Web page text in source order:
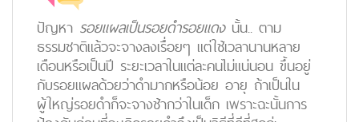
ปัญหา รอยแผลเป็นรอยดำรอยแดง นั้น.. ตาม
ธรรมชาติแล้วจะจางลงเรื่อยๆ แต่ใช้เวลานานหลาย
เดือนหรือเป็นปี ระยะเวลาในแต่ละคนไม่แน่นอน ขึ้นอยู่
กับรอยแผลด้วยว่าดำมากหรือน้อย อายุ ถ้าเป็นใน
ผู้ใหญ่รอยดำก็จะจางช้ากว่าในเด็ก เพราะฉะนั้นการ